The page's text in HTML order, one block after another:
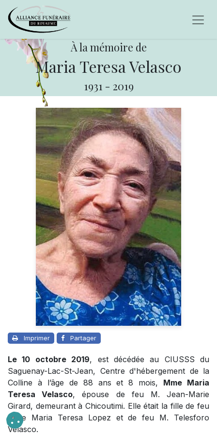
À la mémoire de
Maria Teresa Velasco
1931 - 2019
Imprimer Partager
Le 10 octobre 2019, est décédée au CIUSSS du
Saguenay-Lac-St-Jean, Centre d'hébergement de la
Colline à l’âge de 88 ans et 8 mois, Mme Maria
Teresa Velasco, épouse de feu M. Jean-Marie
Girard, demeurant à Chicoutimi. Elle était la fille de feu
Mme Maria Teresa Lopez et de feu M. Telesforo
Velasco.